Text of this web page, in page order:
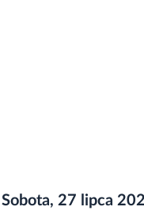
Sobota, 27 lipca